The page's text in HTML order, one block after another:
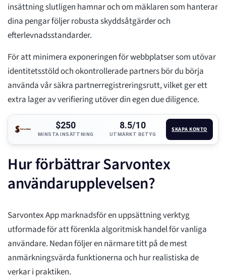
insättning slutligen hamnar och om mäklaren som hanterar
dina pengar följer robusta skyddsåtgärder och
efterlevnadsstandarder.
För att minimera exponeringen för webbplatser som utövar
identitetsstöld och okontrollerade partners bör du börja
använda vår säkra partnerregistreringsrutt, vilket ger ett
extra lager av verifiering utöver din egen due diligence.
$250
MINSTA INSÄTTNING
8.5/10
UTMÄRKT BETYG
SKAPA KONTO
Hur förbättrar Sarvontex
användarupplevelsen?
Sarvontex App marknadsför en uppsättning verktyg
utformade för att förenkla algoritmisk handel för vanliga
användare. Nedan följer en närmare titt på de mest
anmärkningsvärda funktionerna och hur realistiska de
verkar i praktiken.